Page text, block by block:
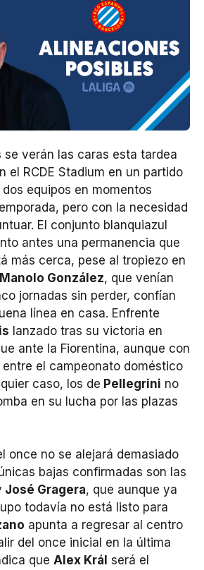
se verán las caras esta tardea
el RCDE Stadium en un partido
equipos en momentos
pero con la necesidad
El conjunto blanquiazul
antes una permanencia que
más cerca, pese al tropiezo en
Manolo González, que venían
jornadas sin perder, confían
línea en casa. Enfrente
lanzado tras su victoria en
ante la Fiorentina, aunque con
el campeonato doméstico
caso, los de Pellegrini no
en su lucha por las plazas
once no se alejará demasiado
bajas confirmadas son las
José Gragera, que aunque ya
todavía no está listo para
apunta a regresar al centro
del once inicial en la última
que Alex Král será el